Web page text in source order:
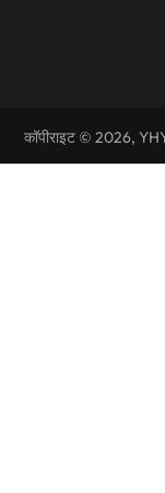
कॉपीराइट © 2026, YHY.